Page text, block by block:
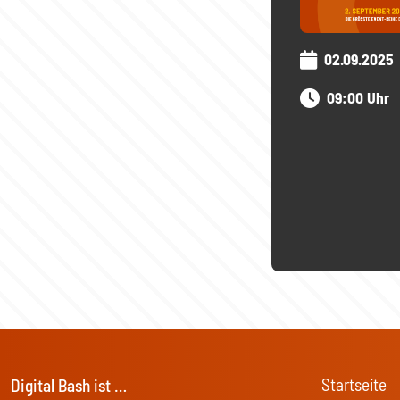
02.09.2025
09:00 Uhr
Digital Bash ist … Startseite